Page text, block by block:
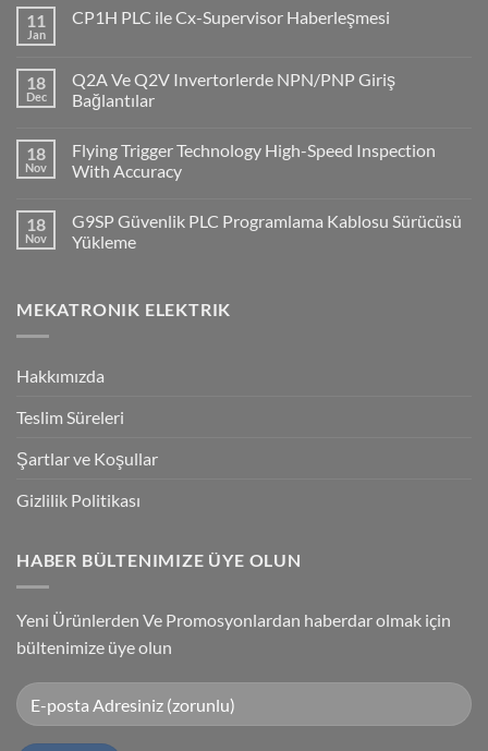
11
Jan
CP1H PLC ile Cx-Supervisor Haberleşmesi
CP1H
PLC
ile
Haberleşmesi
18
Dec
Q2A Ve Q2V Invertorlerde NPN/PNP Giriş
Bağlantılar
on
Q2A
Ve
NPN/PNP
Giriş
Bağlantılar
18
Nov
Flying Trigger Technology High-Speed Inspection
With Accuracy
on
Flying
Trigger
Inspection
With
18
Nov
G9SP Güvenlik PLC Programlama Kablosu Sürücüsü
Yükleme
G9SP
Güvenlik
Sürücüsü
MEKATRONIK ELEKTRIK
Hakkımızda
Teslim Süreleri
Şartlar ve Koşullar
Gizlilik Politikası
HABER BÜLTENIMIZE ÜYE OLUN
Yeni Ürünlerden Ve Promosyonlardan haberdar olmak için
bültenimize üye olun